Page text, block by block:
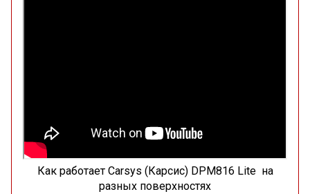
Как работает Carsys (Карсис) DPM816 Lite на
разных поверхностях